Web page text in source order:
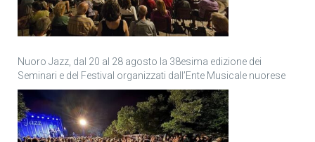
Nuoro Jazz, dal 20 al 28 agosto la 38esima edizione dei
Seminari e del Festival organizzati dall’Ente Musicale nuorese